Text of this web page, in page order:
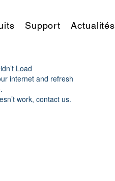
Support Actualités
Load
internet and refresh
work, contact us.